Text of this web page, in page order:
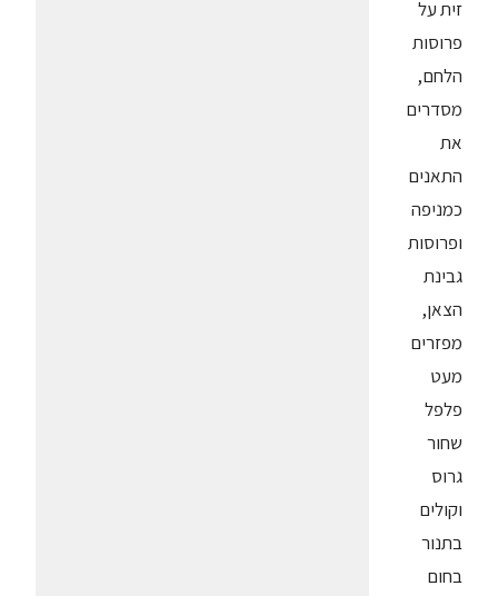
זית על
פרוסות
הלחם,
מסדרים
את
התאנים
כמניפה
ופרוסות
גבינת
הצאן,
מפזרים
מעט
פלפל
שחור
גרוס
וקולים
בתנור
בחום